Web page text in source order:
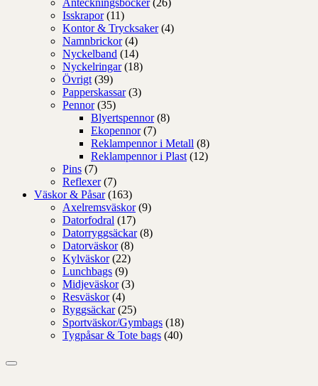
Isskrapor (11)
Kontor & Trycksaker (4)
Namnbrickor (4)
Nyckelband (14)
Nyckelringar (18)
Övrigt (39)
Papperskassar (3)
Pennor (35)
Blyertspennor (8)
Ekopennor (7)
Reklampennor i Metall (8)
Reklampennor i Plast (12)
Pins (7)
Reflexer (7)
Väskor & Påsar (163)
Axelremsväskor (9)
Datorfodral (17)
Datorryggsäckar (8)
Datorväskor (8)
Kylväskor (22)
Lunchbags (9)
Midjeväskor (3)
Resväskor (4)
Ryggsäckar (25)
Sportväskor/Gymbags (18)
Tygpåsar & Tote bags (40)